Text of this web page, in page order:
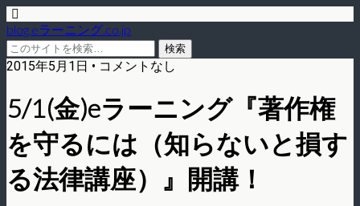
blog.eラーニング.co.jp
2015年5月1日 • コメントなし
5/1(金)eラーニング『著作権
を守るには（知らないと損す
る法律講座）』開講！